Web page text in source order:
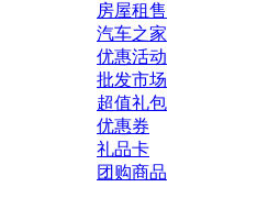
房屋租售
汽车之家
优惠活动
批发市场
超值礼包
优惠券
礼品卡
团购商品